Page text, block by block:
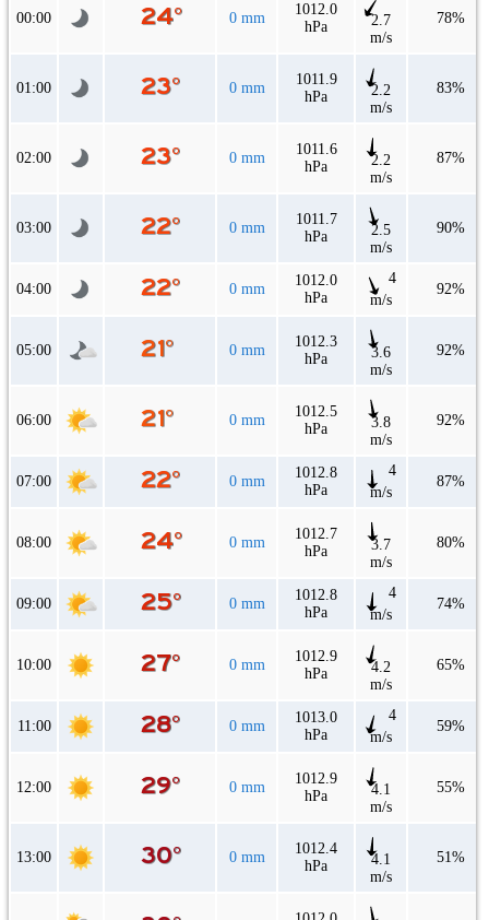
00:00 0 mm
1012.0
hPa
2.7
m/s
78%
01:00 0 mm
1011.9
hPa
2.2
m/s
83%
02:00 0 mm
1011.6
hPa
2.2
m/s
87%
03:00 0 mm
1011.7
hPa
2.5
m/s
90%
04:00 0 mm
1012.0
hPa
4
m/s
92%
05:00 0 mm
1012.3
hPa
3.6
m/s
92%
06:00 0 mm
1012.5
hPa
3.8
m/s
92%
07:00 0 mm
1012.8
hPa
4
m/s
87%
08:00 0 mm
1012.7
hPa
3.7
m/s
80%
09:00 0 mm
1012.8
hPa
4
m/s
74%
10:00 0 mm
1012.9
hPa
4.2
m/s
65%
11:00 0 mm
1013.0
hPa
4
m/s
59%
12:00 0 mm
1012.9
hPa
4.1
m/s
55%
13:00 0 mm
1012.4
hPa
4.1
m/s
51%